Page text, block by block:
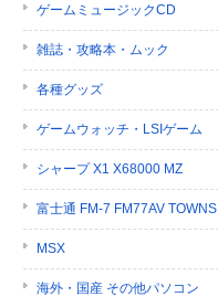
ゲームミュージックCD
雑誌・攻略本・ムック
各種グッズ
ゲームウォッチ・LSIゲーム
シャープ X1 X68000 MZ
富士通 FM-7 FM77AV TOWNS
MSX
海外・国産 その他パソコン